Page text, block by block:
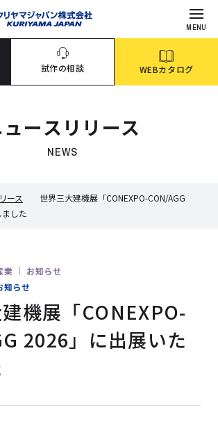
MENU
試作の相談 WEBカタログ
ースリリース
NEWS
ース
世界三大建機展「CONEXPO-CON/AGG
した
業 ｜ お知らせ
知らせ
機展「CONEXPO-
2026」に出展いた